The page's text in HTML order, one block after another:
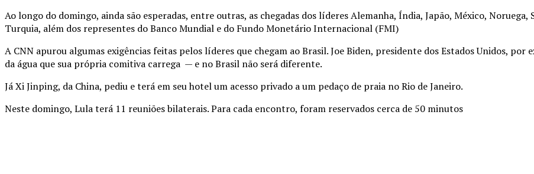
Ao longo do domingo, ainda são esperadas, entre outras, as chegadas dos líderes Alemanha, Índia, Japão, México, Noruega,
Turquia, além dos representes do Banco Mundial e do Fundo Monetário Internacional (FMI)
A CNN apurou algumas exigências feitas pelos líderes que chegam ao Brasil. Joe Biden, presidente dos Estados Unidos, por
da água que sua própria comitiva carrega — e no Brasil não será diferente.
Já Xi Jinping, da China, pediu e terá em seu hotel um acesso privado a um pedaço de praia no Rio de Janeiro.
Neste domingo, Lula terá 11 reuniões bilaterais. Para cada encontro, foram reservados cerca de 50 minutos